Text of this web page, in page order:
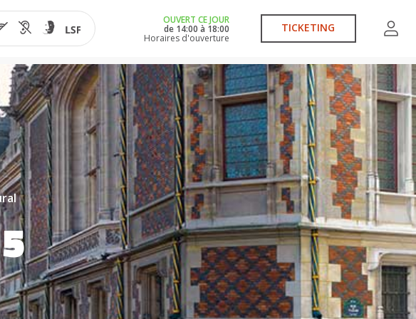
OUVERT CE JOUR
de 14:00 à 18:00
Horaires d'ouverture
TICKETING